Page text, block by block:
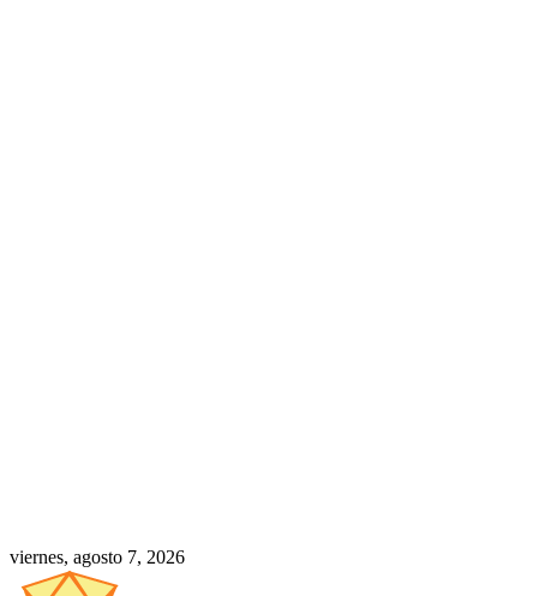
viernes, agosto 7, 2026